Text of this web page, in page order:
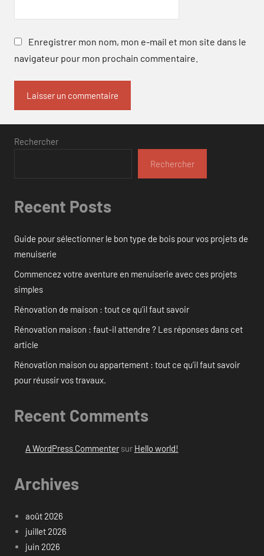
Enregistrer mon nom, mon e-mail et mon site dans le
navigateur pour mon prochain commentaire.
Rechercher
Rechercher
Recent Posts
Guide pour sélectionner le bon type de bois pour vos projets de
menuiserie
Commencez votre aventure en menuiserie avec ces projets
simples
Rénovation de maison : tout ce qu’il faut savoir
Rénovation maison : faut-il attendre ? Les réponses dans cet
article
Rénovation maison ou appartement : tout ce qu’il faut savoir
pour réussir vos travaux.
Recent Comments
A WordPress Commentersur Hello world!
Archives
août 2026
juillet 2026
juin 2026